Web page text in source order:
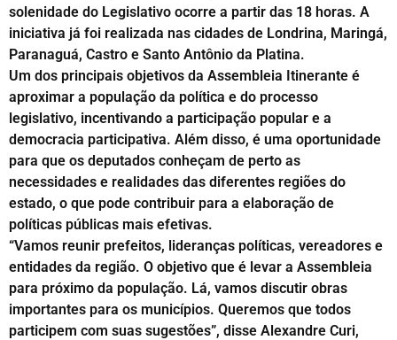
solenidade do Legislativo ocorre a partir das 18 horas. A
iniciativa já foi realizada nas cidades de Londrina, Maringá,
Paranaguá, Castro e Santo Antônio da Platina.
Um dos principais objetivos da Assembleia Itinerante é
aproximar a população da política e do processo
legislativo, incentivando a participação popular e a
democracia participativa. Além disso, é uma oportunidade
para que os deputados conheçam de perto as
necessidades e realidades das diferentes regiões do
estado, o que pode contribuir para a elaboração de
políticas públicas mais efetivas.
“Vamos reunir prefeitos, lideranças políticas, vereadores e
entidades da região. O objetivo que é levar a Assembleia
para próximo da população. Lá, vamos discutir obras
importantes para os municípios. Queremos que todos
participem com suas sugestões”, disse Alexandre Curi,